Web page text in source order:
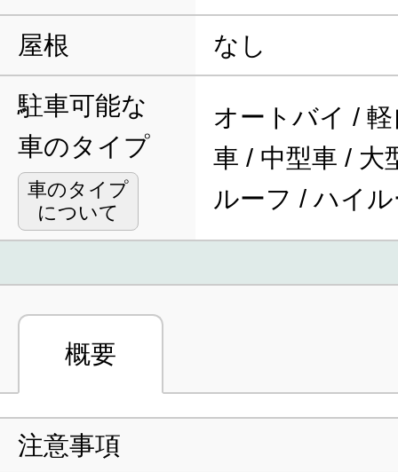
屋根 なし
駐車可能な
車のタイプ
車のタイプ
について
オートバイ /
車 / 中型車 / 大
ルーフ / ハイ
概要
注意事項